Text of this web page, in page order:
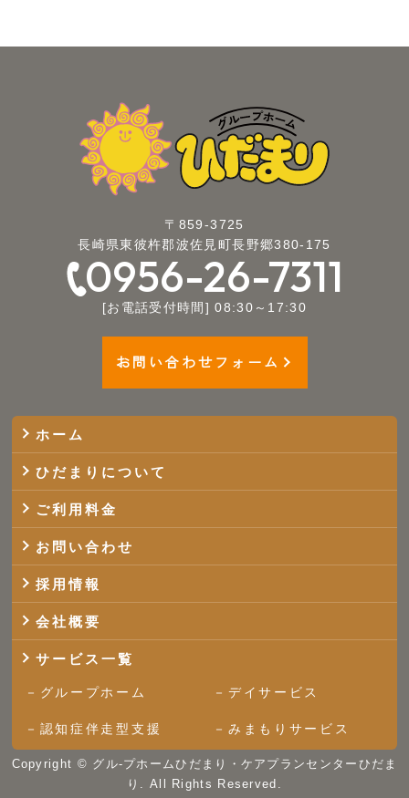
〒859-3725
長崎県東彼杵郡波佐見町長野郷380-175
0956-26-7311
[お電話受付時間] 08:30～17:30
お問い合わせフォーム
ホーム
ひだまりについて
ご利用料金
お問い合わせ
採用情報
会社概要
サービス一覧
グループホーム デイサービス
認知症伴走型支援 みまもりサービス
Copyright © グル-プホームひだまり・ケアプランセンターひだま
り.
All Rights Reserved.